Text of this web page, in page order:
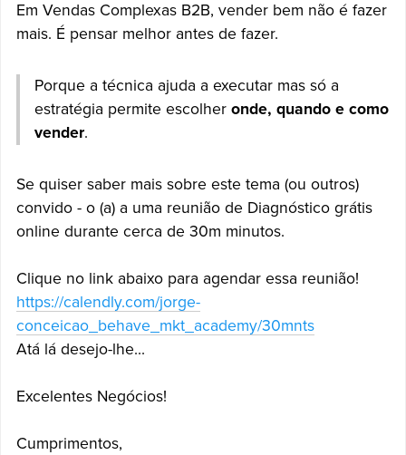
Em Vendas Complexas B2B, vender bem não é fazer
mais. É pensar melhor antes de fazer.
Porque a técnica ajuda a executar mas só a
estratégia permite escolher onde, quando e como
vender.
Se quiser saber mais sobre este tema (ou outros)
convido - o (a) a uma reunião de Diagnóstico grátis
online durante cerca de 30m minutos.
Clique no link abaixo para agendar essa reunião!
https://calendly.com/jorge-
conceicao_behave_mkt_academy/30mnts
Atá lá desejo-lhe...
Excelentes Negócios!
Cumprimentos,